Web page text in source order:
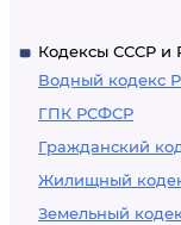
Кодексы СССР и
Водный кодекс
ГПК РСФСР
Гражданский
Жилищный
Земельный